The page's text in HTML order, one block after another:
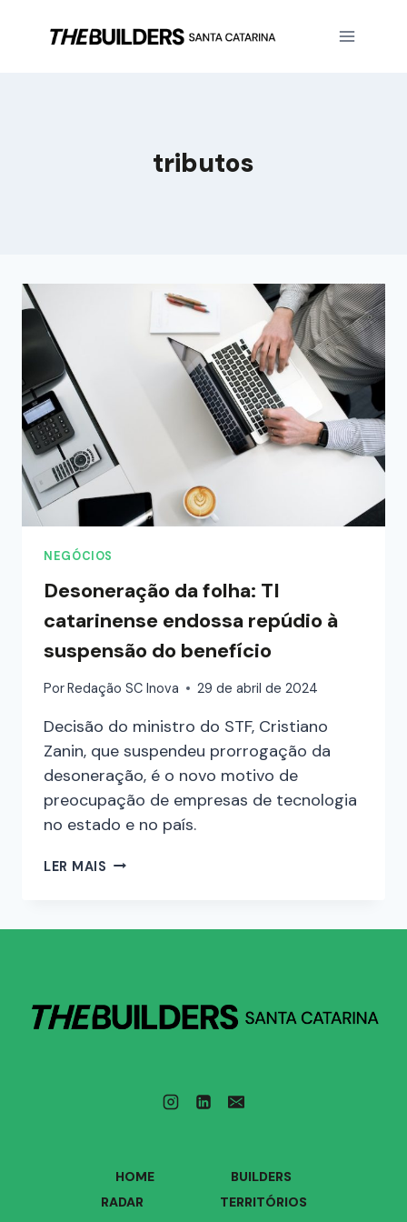
tributos
NEGÓCIOS
Desoneração da folha: TI
catarinense endossa repúdio à
suspensão do benefício
PorRedação SC Inova 29 de abril de 2024
Decisão do ministro do STF, Cristiano
Zanin, que suspendeu prorrogação da
desoneração, é o novo motivo de
preocupação de empresas de tecnologia
no estado e no país.
LER MAIS
HOME
BUILDERS
RADAR
TERRITÓRIOS